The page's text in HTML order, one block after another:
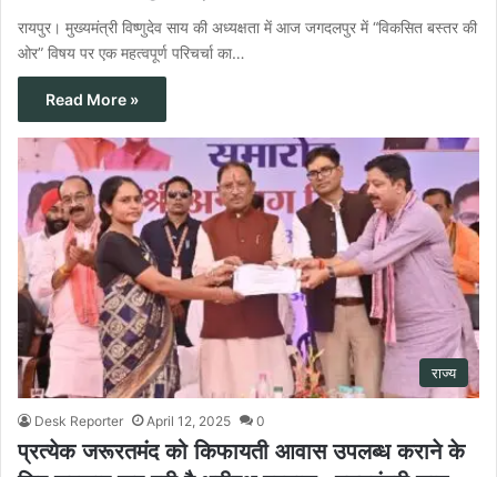
रायपुर। मुख्यमंत्री विष्णुदेव साय की अध्यक्षता में आज जगदलपुर में “विकसित बस्तर की
ओर” विषय पर एक महत्वपूर्ण परिचर्चा का…
Read More »
राज्य
Desk Reporter April 12, 2025 0
प्रत्येक जरूरतमंद को किफायती आवास उपलब्ध कराने के